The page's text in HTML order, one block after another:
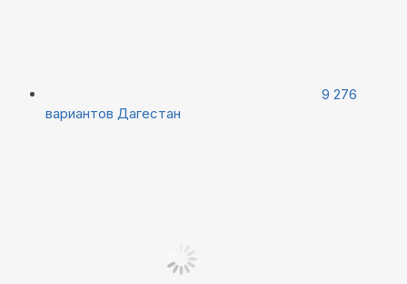
9 276
вариантов Дагестан